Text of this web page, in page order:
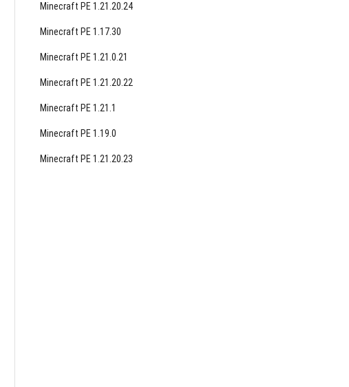
Minecraft PE 1.21.20.24
Minecraft PE 1.17.30
Minecraft PE 1.21.0.21
Minecraft PE 1.21.20.22
Minecraft PE 1.21.1
Minecraft PE 1.19.0
Minecraft PE 1.21.20.23